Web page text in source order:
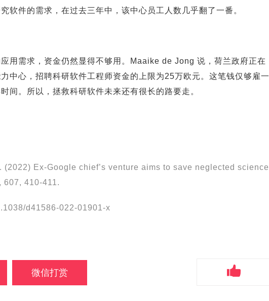
软件的需求，在过去三年中，该中心员工人数几乎翻了一番。
用需求，资金仍然显得不够用。 Maaike de Jong 说，荷兰政府正在
中心，招聘科研软件工程师资金的上限为25万欧元。这笔钱仅够雇一
间。所以，拯救科研软件未来还有很长的路要走。
(2022) Ex-Google chief’s venture aims to save neglected science
, 607, 410-411.
d41586-022-01901-x
微信打赏